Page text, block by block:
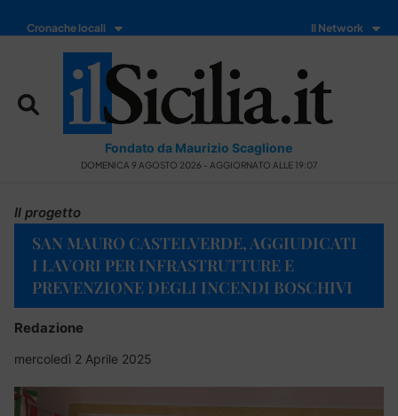
Cronache locali Il Network
Fondato da Maurizio Scaglione
DOMENICA 9 AGOSTO 2026 - AGGIORNATO ALLE 19:07
Il progetto
SAN MAURO CASTELVERDE, AGGIUDICATI
I LAVORI PER INFRASTRUTTURE E
PREVENZIONE DEGLI INCENDI BOSCHIVI
Redazione
mercoledì 2 Aprile 2025